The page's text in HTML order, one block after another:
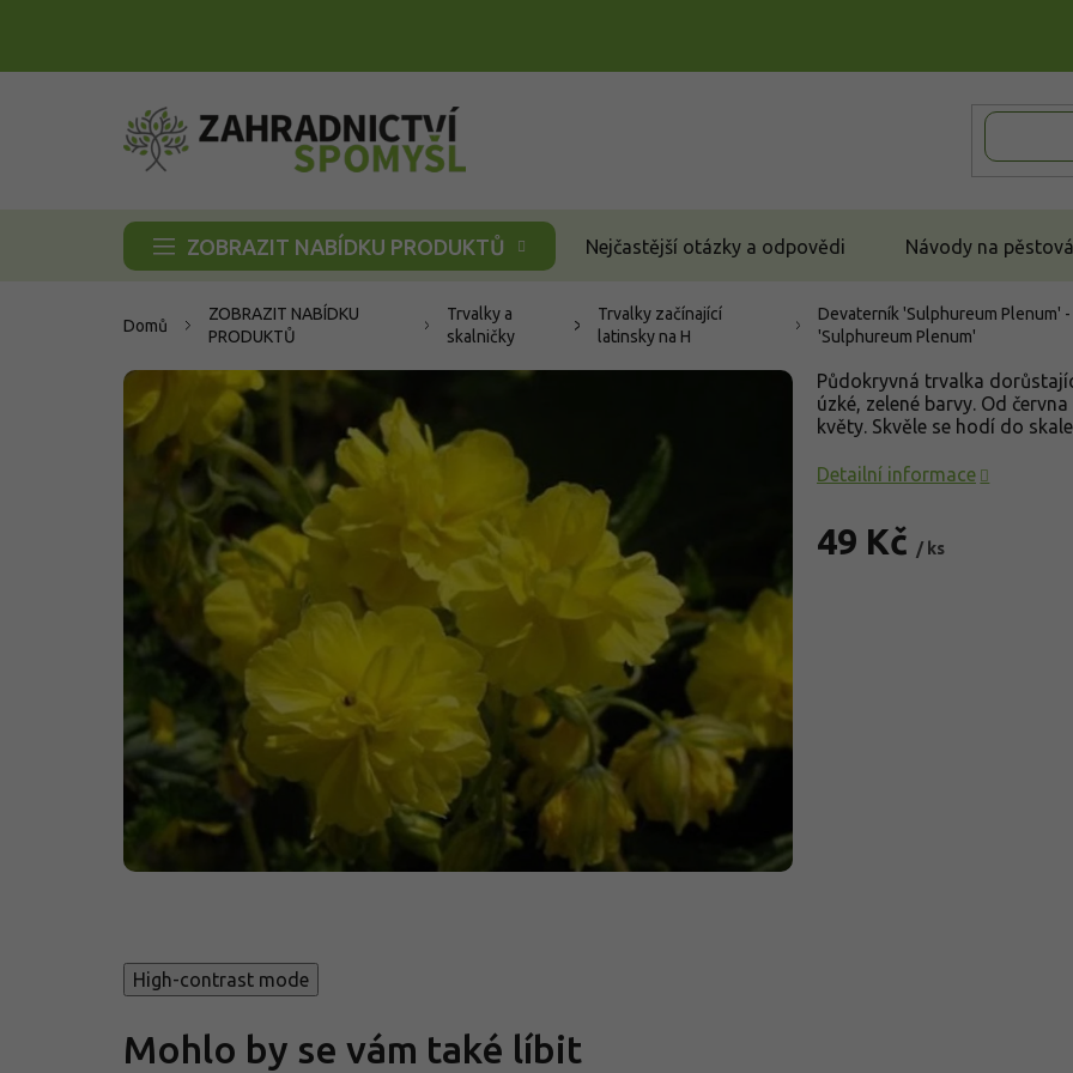
ZOBRAZIT NABÍDKU PRODUKTŮ Nejčastější otázky a odpovědi Návody na
Domů
ZOBRAZIT NABÍDKU
PRODUKTŮ
Trvalky a
skalničky
Trvalky začínající
latinsky na H
Devaterník 'Sulphureum Plenum'
'Sulphureum Plenum'
49 Kč / ks
Půdokryvná trvalka
úzké, zelené barvy. Od
květy. Skvěle se hodí do
Detailní informace
High-contrast mode
Mohlo by se vám také líbit